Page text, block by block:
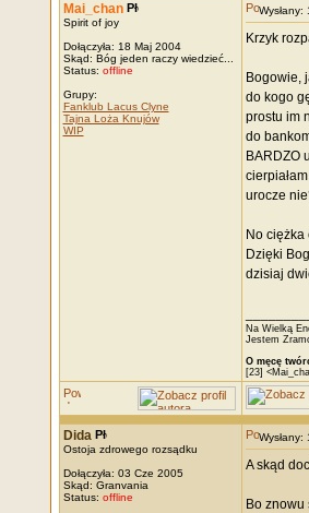
Mai_chan
Spirit of joy
Dołączyła: 18 Maj 2004
Skąd: Bóg jeden raczy wiedzieć...
Status: offline
Grupy:
Fanklub Lacus Clyne
Tajna Loża Knujów
WIP
Krzyk
Bogowie,
do kogo
prostu im
do
BARDZO
urocze
No ciężka
Dzięki
dzisiaj
Na Wielką
Jestem
O męcę
[23]
Dida
Ostoja zdrowego rozsądku
Dołączyła: 03 Cze 2005
Skąd: Granvania
Status: offline
A skąd
Bo znowu